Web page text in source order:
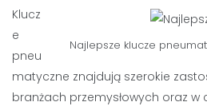
Najlepsze klucze
Klucz
e
pneu
matyczne znajdują szerokie
branżach przemysłowych oraz w